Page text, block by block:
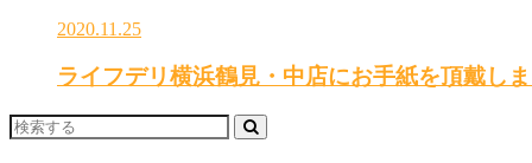
2020.11.25
ライフデリ横浜鶴見・中店にお手紙を頂戴し